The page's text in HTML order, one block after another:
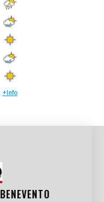
BENEVENTO